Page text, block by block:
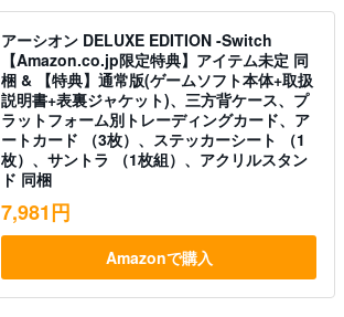
アーシオン DELUXE EDITION -Switch
【Amazon.co.jp限定特典】アイテム未定 同
梱 & 【特典】通常版(ゲームソフト本体+取扱
説明書+表裏ジャケット)、三方背ケース、プ
ラットフォーム別トレーディングカード、ア
ートカード （3枚）、ステッカーシート （1
枚）、サントラ （1枚組）、アクリルスタン
ド 同梱
7,981円
Amazonで購入